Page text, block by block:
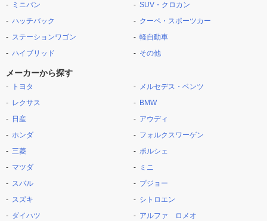
ミニバン
ハッチバック
ステーションワゴン
ハイブリッド
SUV・クロカン
クーペ・スポーツカー
軽自動車
その他
メーカーから探す
トヨタ
レクサス
日産
ホンダ
三菱
マツダ
スバル
スズキ
ダイハツ
メルセデス・ベンツ
BMW
アウディ
フォルクスワーゲン
ポルシェ
ミニ
プジョー
シトロエン
アルファ ロメオ